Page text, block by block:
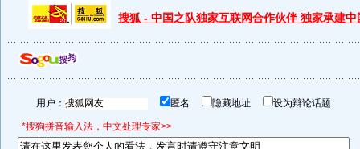
搜狐 - 中国之队独家互联网合作伙伴 独家承建中
用户： 匿名 隐藏地址 设为辩论话题
*搜狗拼音输入法，中文处理专家>>